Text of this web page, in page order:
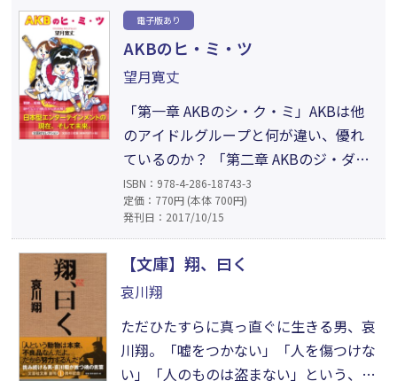
せて衰退していくだけなのか。新たな
あり方を目指す動きが現れ、再生や新
生に向かうのか。地域の問題にどうか
かわるかが伝統芸能継承者に問われて
いる。
電子版あり
AKBのヒ・ミ・ツ
望月寛丈
「第一章 AKBのシ・ク・ミ」AKBは他
のアイドルグループと何が違い、優れ
ているのか？ 「第二章 AKBのジ・ダ・
イ」AKBが他のグループより優位に立っ
た理由を時代と絡めて解説。「第三章
AKBのコ・レ・カ・ラ」AKBと他のアイ
ドルグループが留意すべき点を解説。
「第四章 AKBのユ・ク・ス・エ」これ
からのアイドルが置かれる環境を解
説。
ISBN：978-4-286-18743-3
定価：770円 (本体 700円)
発刊日：2017/10/15
【文庫】翔、曰く
哀川翔
ただひたすらに真っ直ぐに生きる男、哀
川翔。「嘘をつかない」「人を傷つけな
い」「人のものは盗まない」という、人